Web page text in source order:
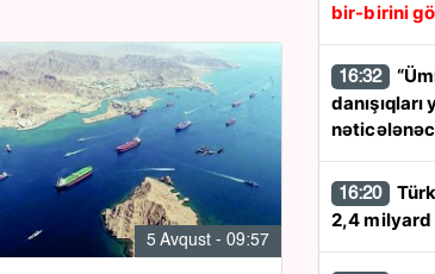
5 Avqust - 09:57
bir-birini
16:32
16:20
2,4 milyard